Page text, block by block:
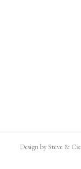
Design by Steve & Cie